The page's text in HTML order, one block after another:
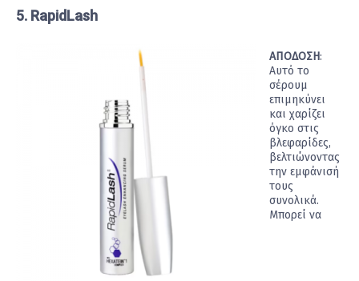
5. RapidLash
ΑΠΟΔΟΣΗ:
Αυτό το
σέρουμ
επιμηκύνει
και χαρίζει
όγκο στις
βλεφαρίδες,
βελτιώνοντας
την εμφάνισή
τους
συνολικά.
Μπορεί να